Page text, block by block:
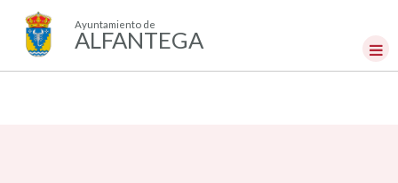
Ayuntamiento de
ALFANTEGA